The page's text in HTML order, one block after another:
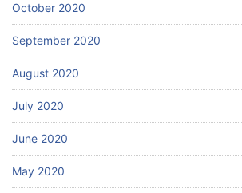
October 2020
September 2020
August 2020
July 2020
June 2020
May 2020